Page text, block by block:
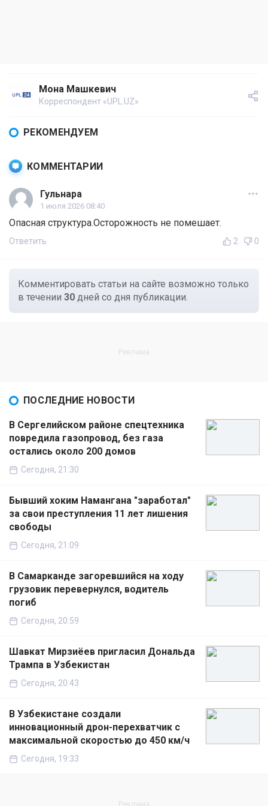
Мона Машкевич
Корреспондент «UPL.UZ»
РЕКОМЕНДУЕМ
КОММЕНТАРИИ
Гульнара
1 июля 2026 08:40
Опасная структура.Осторожность не помешает.
Ответить 2 0
Комментировать статьи на сайте возможно только
в течении 30 дней со дня публикации.
ПОСЛЕДНИЕ НОВОСТИ
В Сергелийском районе спецтехника
повредила газопровод, без газа
остались около 200 домов
Сегодня, 21:30
Бывший хоким Намангана "заработал"
за свои преступления 11 лет лишения
свободы
Сегодня, 21:09
В Самарканде загоревшийся на ходу
грузовик перевернулся, водитель
погиб
Сегодня, 20:59
Шавкат Мирзиёев пригласил Дональда
Трампа в Узбекистан
Сегодня, 20:43
В Узбекистане создали
инновационный дрон-перехватчик с
максимальной скоростью до 450 км/ч
Сегодня, 19:33